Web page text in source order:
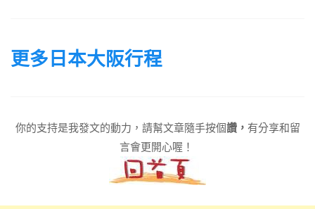
更多日本大阪行程
你的支持是我發文的動力，請幫文章隨手按個讚， 有分享和留
言會更開心喔！